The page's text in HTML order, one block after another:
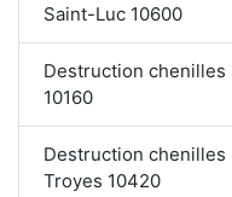
Saint-Luc 10600
Destruction
10160
Destruction
Troyes 10420